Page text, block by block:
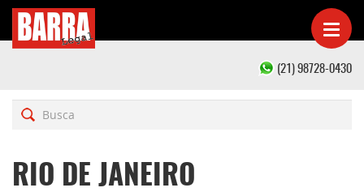
(21) 98728-0430
RIO DE JANEIRO